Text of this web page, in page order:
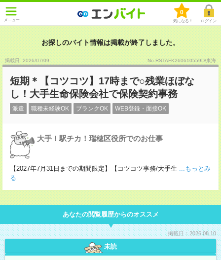
メニュー
0
気になる！ ログイン
お探しのバイト情報は掲載が終了しました。
掲載日 :2026/07/09 No.RSTAFK260610559D/東海
短期＊【コツコツ】17時まで○残業ほぼな
し！大手生命保険会社で保険契約事務
派遣 職種未経験OK ブランクOK WEB登録・面接OK
大手！駅チカ！瑞穂区役所でのお仕事
【2027年7月31日までの期間限定】【コツコツ事務/大手生 ...もっとみ
る
あなたの閲覧履歴からのオススメ
掲載日：2026.08.10
未読